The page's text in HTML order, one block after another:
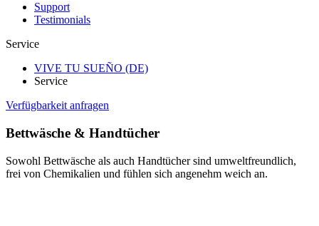
Support
Testimonials
Service
VIVE TU SUEÑO (DE)
Service
Verfügbarkeit anfragen
Bettwäsche & Handtücher
Sowohl Bettwäsche als auch Handtücher sind umweltfreundlich,
frei von Chemikalien und fühlen sich angenehm weich an.